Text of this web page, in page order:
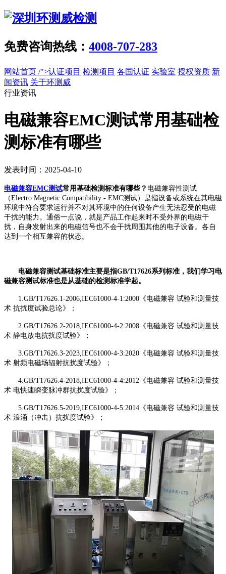
免费咨询热线： 4008-707-283
网站首页 /">认证项目 检测项目 各国认证 实验室 授权资质 新
闻资讯 关于环测威
行业资讯
电磁兼容EMC测试常用基础检
测标准有哪些
发表时间：2025-04-10
电磁兼容EMC测试常用基础检测标准有哪些？ 电磁兼容性测试
（Electro Magnetic Compatibility - EMC测试）是指设备或系统在其电磁
环境中符合要求运行并不对其环境中的任何设备产生无法忍受的电磁
干扰的能力。通俗一点说，就是产品工作起来时不受外界的电磁干
扰，自身发射出来的电磁信号也不会干扰周围其他的电子设备。各自
达到一个相互兼容的状态。
电磁兼容测试基础标准主要是指GB/T17626系列标准，我们学习电
磁兼容测试标准也是从基础的检测标准学起。
1.GB/T17626.1-2006,IEC61000-4-1:2000《电磁兼容 试验和测量技
术 抗扰度试验总论》；
2.GB/T17626.2-2018,IEC61000-4-2:2008《电磁兼容 试验和测量技
术 静电放电抗扰度试验》；
3.GB/T17626.3-2023,IEC61000-4-3:2020《电磁兼容 试验和测量技
术 射频电磁场辐射抗扰度试验》；
4.GB/T17626.4-2018,IEC61000-4-4:2012《电磁兼容 试验和测量技
术 电快速瞬变脉冲群抗扰度试验》；
5.GB/T17626.5-2019,IEC61000-4-5:2014《电磁兼容 试验和测量技
术 浪涌（冲击）抗扰度试验》；